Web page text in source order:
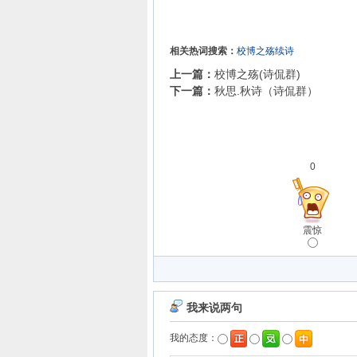
相关热词搜索： 校博之殇续诗
上一篇： 校博之殇(诗侃群)
下一篇： 秋思.秋诗（诗侃群）
0
震惊